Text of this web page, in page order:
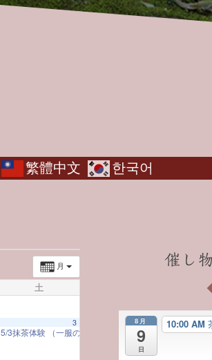
繁體中文 한국어
月
土
3
5/3抹茶体験 （一服のお茶とともに 日本の美に触れる
催し
8月
9
日
10:00 AM